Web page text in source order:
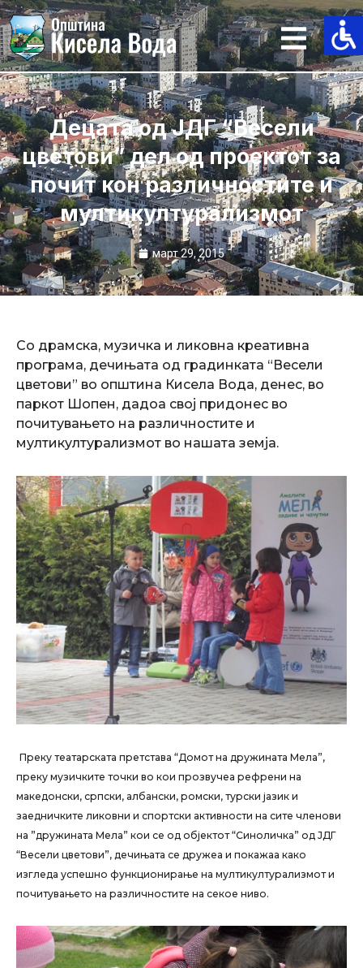
Skip
to
content
Децата од ЈДГ “Весели
цветови” дел од проектот за
почит кон различностите и
мултикултурализмот
март 29, 2015
Со драмска, музичка и ликовна креативна
програма, дечињата од градинката “Весели
цветови” во општина Кисела Вода, денес, во
паркот Шопен, дадоа свој придонес во
почитувањето на различностите и
мултикултурализмот во нашата земја.
Преку театарската претстава “Домот на дружината Мела”,
преку музичките точки во кои прозвучеа рефрени на
македонски, српски, албански, ромски, турски јазик и
заедничките ликовни и спортски активности на сите членови
на ”дружината Мела” кои се од објектот “Синоличка” од ЈДГ
“Весели цветови”, дечињата се дружеа и покажаа како
изгледа успешно функционирање на мултикултурализмот и
почитувањето на различностите на секое ниво.